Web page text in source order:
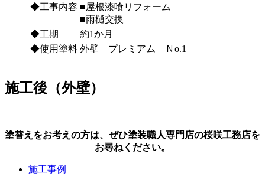
◆工事内容 ■屋根漆喰リフォーム
■雨樋交換
◆工期
約1か月
◆使用塗料 外壁 プレミアム Ｎo.1
施工後（外壁）
塗替えをお考えの方は、ぜひ塗装職人専門店の桜咲工務店を
お尋ねください。
施工事例